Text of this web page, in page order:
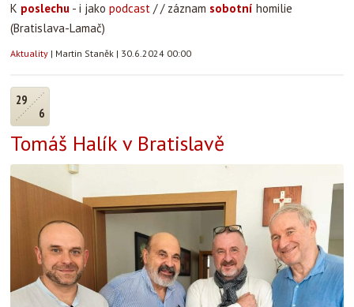
K poslechu - i jako podcast / / záznam sobotní homilie
(Bratislava-Lamač)
Aktuality | Martin Staněk | 30.6.2024 00:00
29
6
Tomáš Halík v Bratislavě